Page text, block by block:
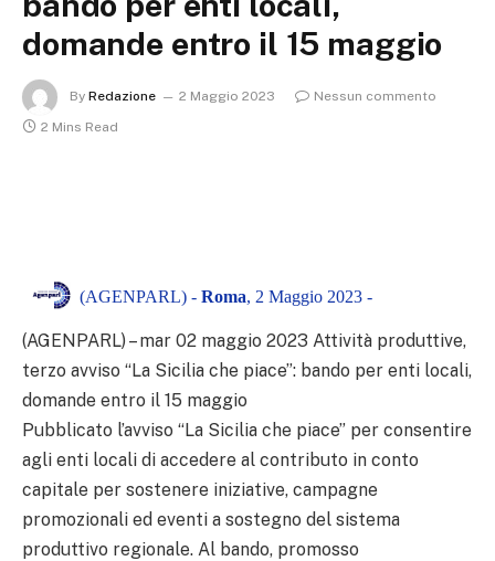
domande entro il 15 maggio
By Redazione 2 Maggio 2023
Nessun commento
2 Mins Read
(AGENPARL) - Roma, 2 Maggio 2023 -
(AGENPARL) – mar 02 maggio 2023 Attività produttive,
terzo avviso “La Sicilia che piace”: bando per enti locali,
domande entro il 15 maggio
Pubblicato l’avviso “La Sicilia che piace” per consentire
agli enti locali di accedere al contributo in conto
capitale per sostenere iniziative, campagne
promozionali ed eventi a sostegno del sistema
produttivo regionale. Al bando, promosso